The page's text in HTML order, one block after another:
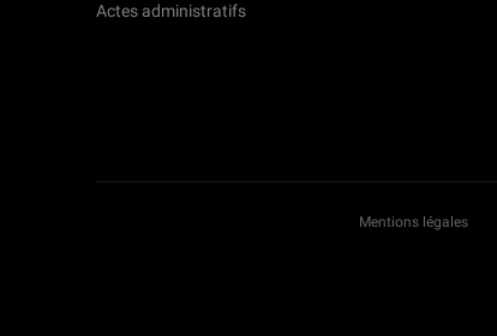
Actes administratifs
Mentions légales